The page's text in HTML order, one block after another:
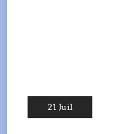
21 Juil